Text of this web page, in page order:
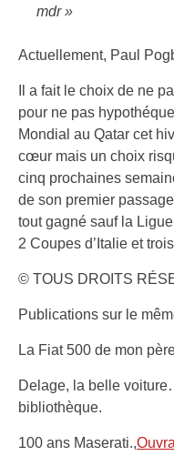
mdr »
Actuellement, Paul
Il a fait le choix de ne
pour ne pas
Mondial au Qatar cet
cœur mais un choix
cinq prochaines
de son premier
tout gagné sauf la
2 Coupes d’Italie et
© TOUS DROITS
Publications sur le
La Fiat 500 de mon
Delage, la belle
bibliothèque.
100 ans Maserati.,